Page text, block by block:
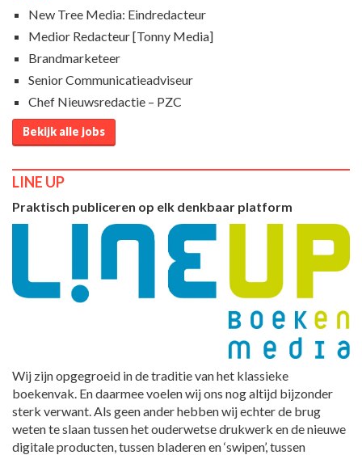
New Tree Media: Eindredacteur
Medior Redacteur [Tonny Media]
Brandmarketeer
Senior Communicatieadviseur
Chef Nieuwsredactie – PZC
Bekijk alle jobs
LINE UP
Praktisch publiceren op elk denkbaar platform
Wij zijn opgegroeid in de traditie van het klassieke
boekenvak. En daarmee voelen wij ons nog altijd bijzonder
sterk verwant. Als geen ander hebben wij echter de brug
weten te slaan tussen het ouderwetse drukwerk en de nieuwe
digitale producten, tussen bladeren en ‘swipen’, tussen